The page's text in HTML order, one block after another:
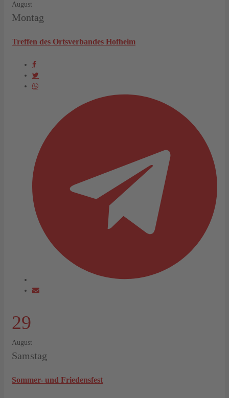
August
Montag
Treffen des Ortsverbandes Hofheim
29
August
Samstag
Sommer- und Friedensfest